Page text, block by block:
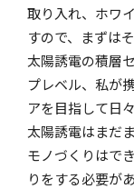
取り入れ、ホワ
すので、まずは
太陽誘電の積層
プレベル、私が
アを目指して日
太陽誘電はまだ
モノづくりはで
りをする必要が